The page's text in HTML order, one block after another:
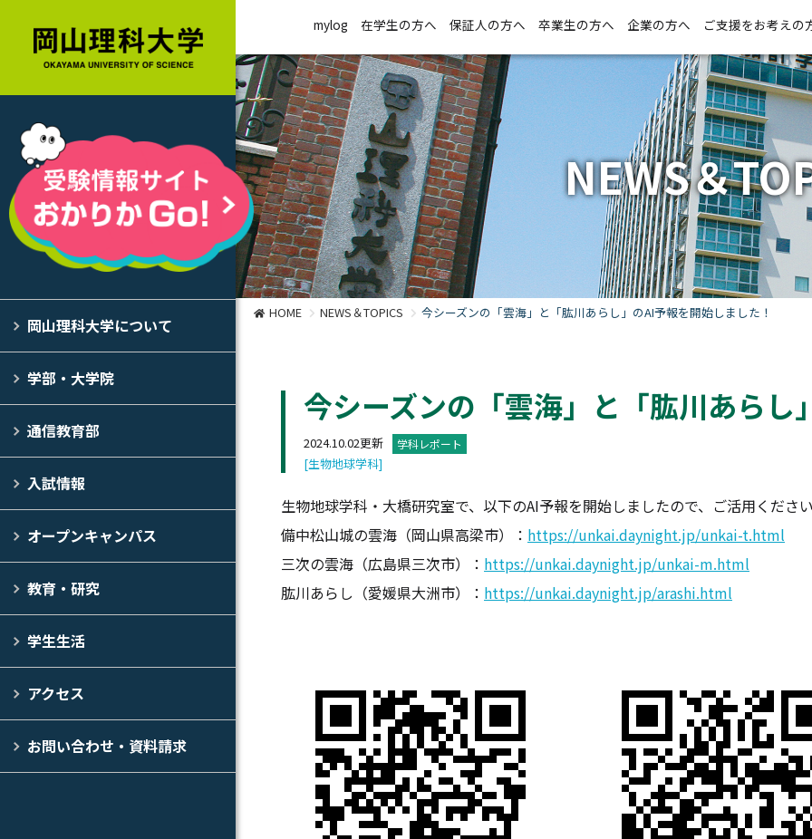
岡山理科大学について
学部・大学院
通信教育部
入試情報
オープンキャンパス
教育・研究
学生生活
アクセス
お問い合わせ・資料請求
mylog 在学生の方へ 保証人の方へ 卒業生の方へ 企業の方へ ご支援をお考えの
NEWS＆
HOME NEWS＆TOPICS 今シーズンの「雲海」と「肱川あらし」のAI予報を開始しました！
今シーズンの「雲海」と「肱川あら
2024.10.02更新 学科レポート
[生物地球学科]
生物地球学科・大橋研究室で、以下のAI予報を開始しましたので、ご活用くださ
備中松山城の雲海（岡山県高梁市）： https://unkai.daynight.jp/unkai-t.html
三次の雲海（広島県三次市）： https://unkai.daynight.jp/unkai-m.html
肱川あらし（愛媛県大洲市）： https://unkai.daynight.jp/arashi.html